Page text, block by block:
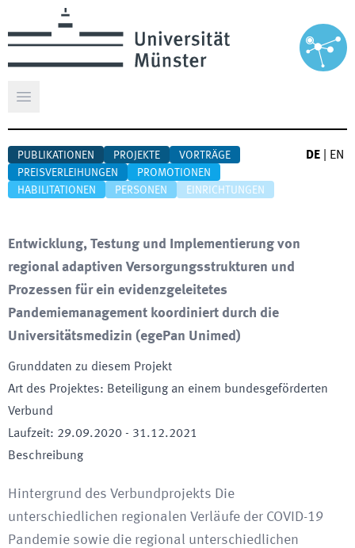
Hauptmenü öffnen
PUBLIKATIONEN PROJEKTE
VORTRÄGE
PREISVERLEIHUNGEN
PROMOTIONEN
HABILITATIONEN
PERSONEN EINRICHTUNGEN
DE EN
Entwicklung, Testung und Implementierung von
regional adaptiven Versorgungsstrukturen und
Prozessen für ein evidenzgeleitetes
Pandemiemanagement koordiniert durch die
Universitätsmedizin (egePan Unimed)
Grunddaten zu diesem Projekt
Art des Projektes: Beteiligung an einem bundesgeförderten
Verbund
Laufzeit: 29.09.2020 - 31.12.2021
Beschreibung
Hintergrund des Verbundprojekts Die
unterschiedlichen regionalen Verläufe der COVID-19
Pandemie sowie die regional unterschiedlichen